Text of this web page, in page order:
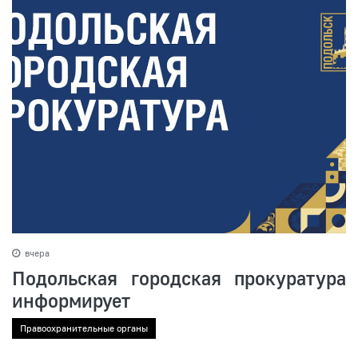
вчера
Подольская городская прокуратура
информирует
Правоохранительные органы